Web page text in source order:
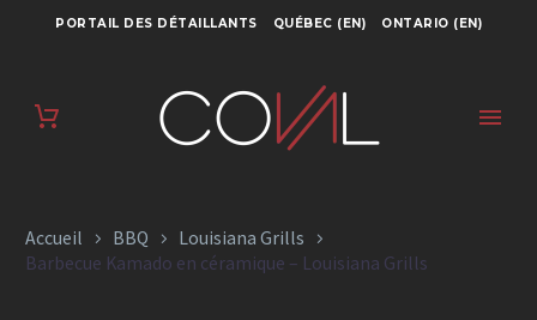
PORTAIL DES DÉTAILLANTS QUÉBEC (EN) ONTARIO (EN)
BARBECUE
KAMADO EN
LOUISIANA GRILLS
Accueil BBQ
Louisiana Grills
Barbecue Kamado en céramique – Louisiana Grills